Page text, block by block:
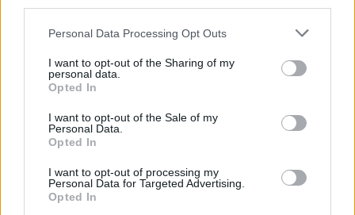
Personal Data Processing Opt Outs
I want to opt-out of the Sharing of my
personal data.
Opted In
I want to opt-out of the Sale of my
Personal Data.
Opted In
I want to opt-out of processing my
Personal Data for Targeted Advertising.
Opted In
Tags:
PD , proteste